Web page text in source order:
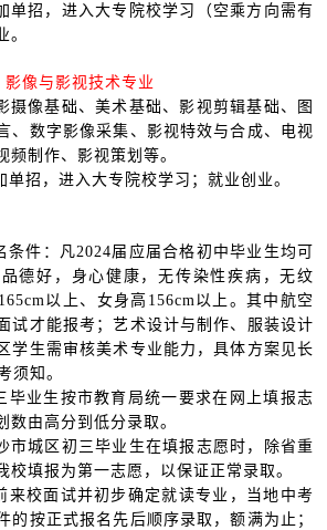
单招，进入大专院校学习（空乘方向需有
。
影像与影视技术专业
摄像基础、美术基础、影视剪辑基础、图
、数字影像采集、影视特效与合成、电视
频制作、影视策划等。
单招，进入大专院校学习；就业创业。
条件：凡2024届应届合格初中毕业生均可
德好，身心健康，无传染性疾病，无纹
以上、女身高156cm以上。其中航空
试才能报考；艺术设计与制作、服装设计
学生需审核美术专业能力，具体方案见长
须知。
毕业生按市教育局统一要求在网上填报志
数由高分到低分录取。
市城区初三毕业生在填报志愿时，除省重
校填报为第一志愿，以保证正常录取。
来校面试并初步确定就读专业，当地中考
的按正式报名先后顺序录取，额满为止；